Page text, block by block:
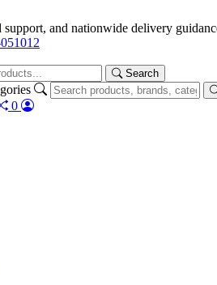
support, and nationwide delivery
Search
0